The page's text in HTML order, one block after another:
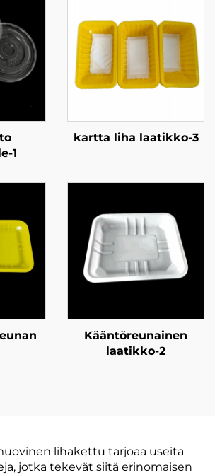
1
kartta liha laatikko-3
Kääntöreunainen
laatikko-2
lihakettu tarjoaa useita
jotka tekevät siitä erinomaisen